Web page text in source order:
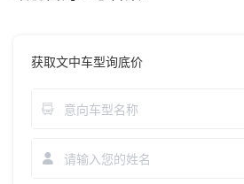
获取文中车型询底价